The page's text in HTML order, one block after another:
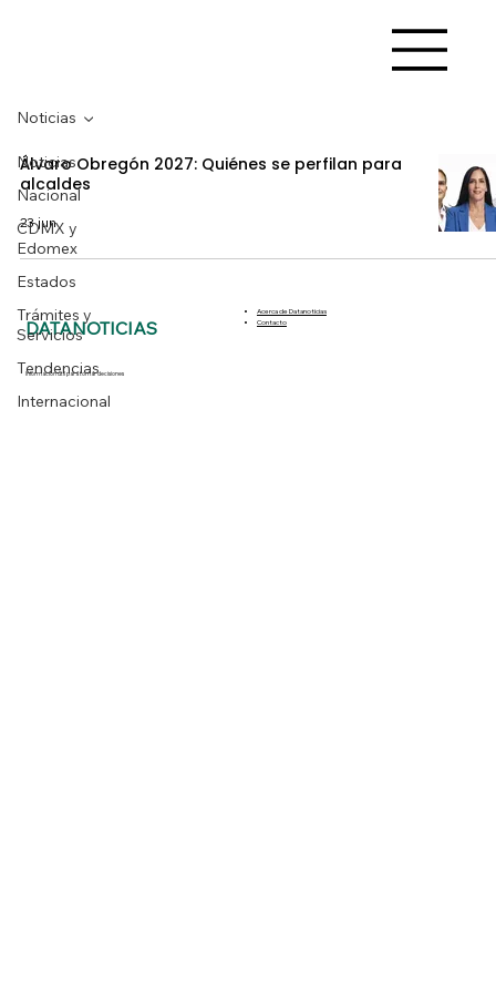
Noticias
Nacional
CDMX y
Edomex
Estados
Trámites y
Servicios
Tendencias
Internacional
Noticias
Álvaro Obregón 2027: Quiénes se perfilan para
alcaldes
23 jun
DATANOTICIAS
Información útil para tomar decisiones
Acerca de Datanoticias
Contacto